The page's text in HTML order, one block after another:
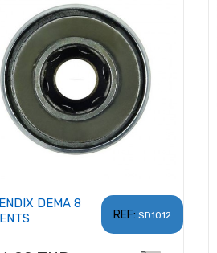
REF: SD1012
DEMA 8